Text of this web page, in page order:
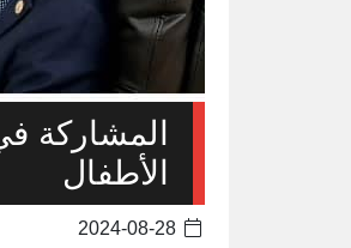
المشاركة
الأطفال